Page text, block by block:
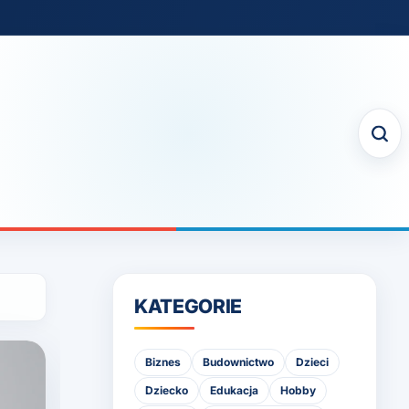
KATEGORIE
Biznes Budownictwo Dzieci
Dziecko Edukacja Hobby